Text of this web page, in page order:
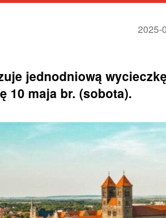
2025-
jednodniową
10 maja br. (sobota).